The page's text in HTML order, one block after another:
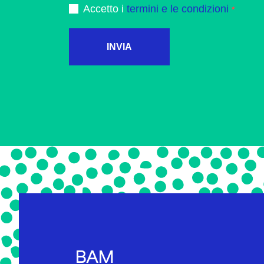
Accetto i termini e le condizioni
INVIA
BAM